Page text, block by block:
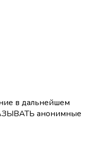
в дальнейшем
анонимные